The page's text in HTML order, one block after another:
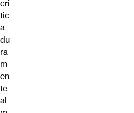
cri
tic
a
du
ra
m
en
te
al